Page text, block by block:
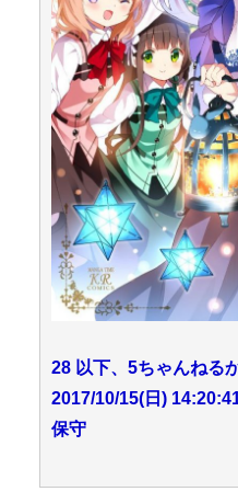
28 以下、5ちゃんねる
2017/10/15(日)
保守